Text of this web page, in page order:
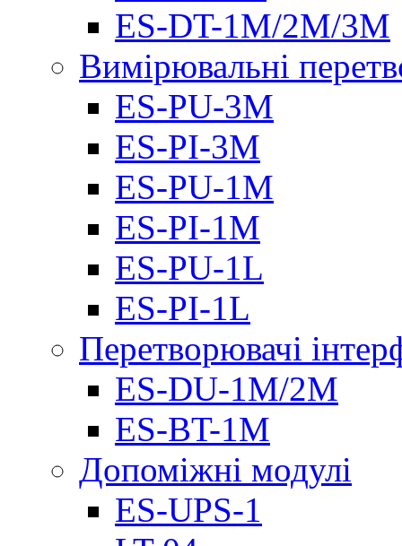
ES-DT-1M/2M/3M
Вимірювальні
ES-PU-3M
ES-PI-3M
ES-PU-1M
ES-PI-1M
ES-PU-1L
ES-PI-1L
Перетворювачі
ES-DU-1M/2M
ES-BT-1M
Допоміжні модулі
ES-UPS-1